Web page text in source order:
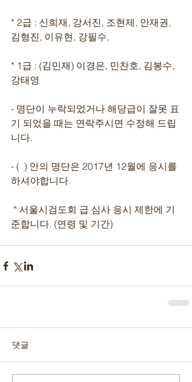
* 2급 : 신희재, 강서진, 조현제, 안재권,
김형진, 이유현, 강필수,
* 1급 : (김민재) 이경은, 민찬호, 김봉수,
강태영
- 명단이 누락되었거나 해당급이 잘못 표
기 되었을 때는 연락주시면 수정해 드립
니다.
- (  ) 안의 명단은 2017년 12월에 응시를
하셔야합니다.
준합니다. (연령 및 기간)
댓글